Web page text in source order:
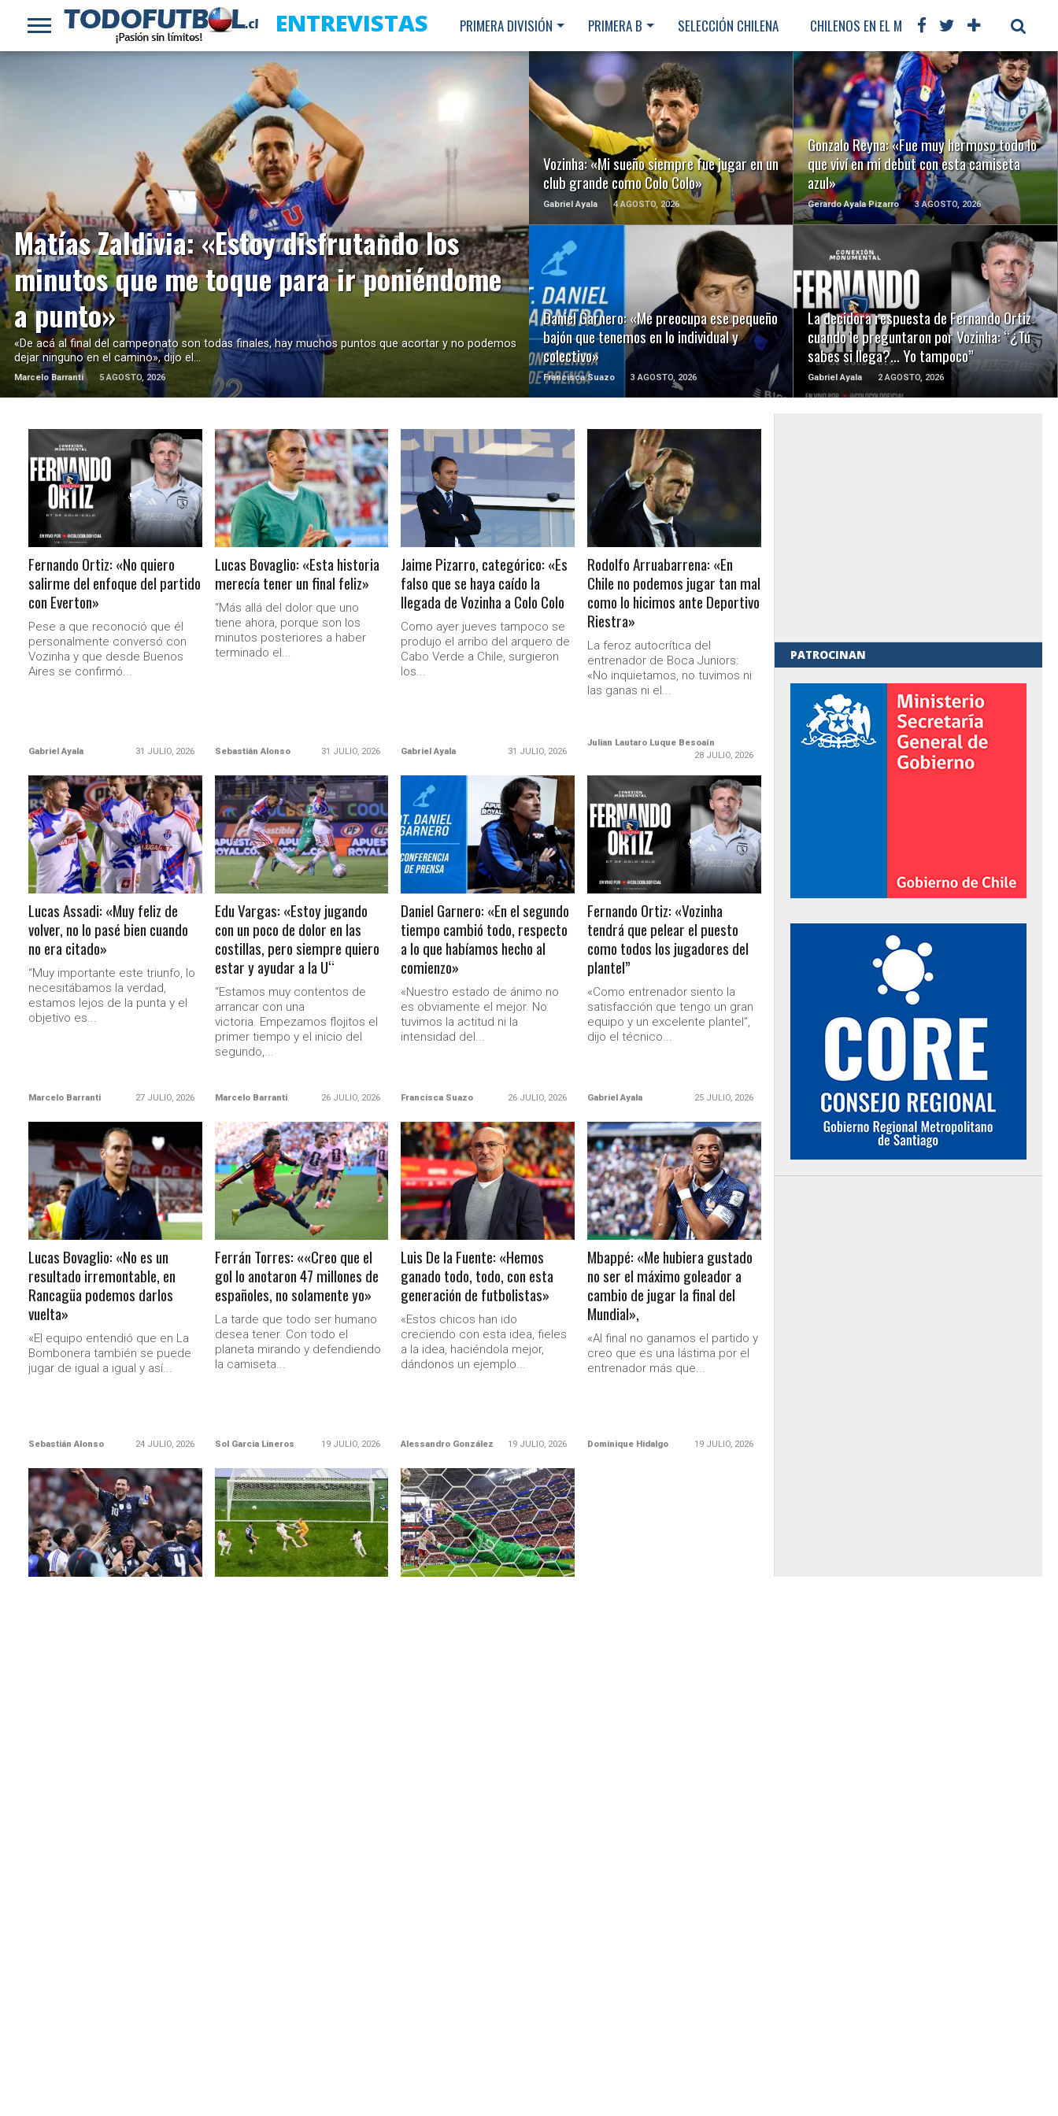
ENTREVISTAS PRIMERA DIVISIÓN PRIMERA B SELECCIÓN CHILENA CHILENOS EN EL MUNDO FÚTBOL
Matías Zaldivia: «Estoy disfrutando los
minutos que me toque para ir poniéndome
a punto»
«De acá al final del campeonato son todas finales, hay muchos puntos que acortar y no podemos
dejar ninguno en el camino», dijo el...
Marcelo Barranti 5 AGOSTO, 2026
LEER MÁS
Vozinha: «Mi sueño siempre fue jugar en un
club grande como Colo Colo»
Gabriel Ayala 4 AGOSTO, 2026
LEER MÁS
Gonzalo Reyna: «Fue muy hermoso todo lo
que viví en mi debut con esta camiseta
azul»
Gerardo Ayala Pizarro 3 AGOSTO, 2026
LEER MÁS
Daniel Garnero: «Me preocupa ese pequeño
bajón que tenemos en lo individual y
colectivo»
Francisca Suazo 3 AGOSTO, 2026
LEER MÁS
La decidora respuesta de Fernando Ortiz
cuando le preguntaron por Vozinha: “¿Tú
sabes si llega?… Yo tampoco”
Gabriel Ayala 2 AGOSTO, 2026
LEER MÁS
LEER MÁS
Fernando Ortiz: «No quiero
salirme del enfoque del partido
con Everton»
Pese a que reconoció que él
personalmente conversó con
Vozinha y que desde Buenos
Aires se confirmó...
Gabriel Ayala 31 JULIO, 2026
LEER MÁS
Lucas Bovaglio: «Esta historia
merecía tener un final feliz»
“Más allá del dolor que uno
tiene ahora, porque son los
minutos posteriores a haber
terminado el...
Sebastián Alonso 31 JULIO, 2026
LEER MÁS
Jaime Pizarro, categórico: «Es
falso que se haya caído la
llegada de Vozinha a Colo Colo
Como ayer jueves tampoco se
produjo el arribo del arquero de
Cabo Verde a Chile, surgieron
los...
Gabriel Ayala 31 JULIO, 2026
LEER MÁS
Rodolfo Arruabarrena: «En
Chile no podemos jugar tan mal
como lo hicimos ante Deportivo
Riestra»
La feroz autocrítica del
entrenador de Boca Juniors:
«No inquietamos, no tuvimos ni
las ganas ni el...
Julian Lautaro Luque Besoaín
28 JULIO, 2026
LEER MÁS
Lucas Assadi: «Muy feliz de
volver, no lo pasé bien cuando
no era citado»
“Muy importante este triunfo, lo
necesitábamos la verdad,
estamos lejos de la punta y el
objetivo es...
Marcelo Barranti 27 JULIO, 2026
LEER MÁS
Edu Vargas: «Estoy jugando
con un poco de dolor en las
costillas, pero siempre quiero
estar y ayudar a la U“
“Estamos muy contentos de
arrancar con una
victoria. Empezamos flojitos el
primer tiempo y el inicio del
segundo,...
Marcelo Barranti 26 JULIO, 2026
LEER MÁS
Daniel Garnero: «En el segundo
tiempo cambió todo, respecto
a lo que habíamos hecho al
comienzo»
«Nuestro estado de ánimo no
es obviamente el mejor. No
tuvimos la actitud ni la
intensidad del...
Francisca Suazo 26 JULIO, 2026
LEER MÁS
Fernando Ortiz: «Vozinha
tendrá que pelear el puesto
como todos los jugadores del
plantel”
«Como entrenador siento la
satisfacción que tengo un gran
equipo y un excelente plantel”,
dijo el técnico...
Gabriel Ayala 25 JULIO, 2026
LEER MÁS
Lucas Bovaglio: «No es un
resultado irremontable, en
Rancagüa podemos darlos
vuelta»
«El equipo entendió que en La
Bombonera también se puede
jugar de igual a igual y así...
Sebastián Alonso 24 JULIO, 2026
LEER MÁS
Ferrán Torres: ««Creo que el
gol lo anotaron 47 millones de
españoles, no solamente yo»
La tarde que todo ser humano
desea tener. Con todo el
planeta mirando y defendiendo
la camiseta...
Sol Garcia Lineros 19 JULIO, 2026
LEER MÁS
Luis De la Fuente: «Hemos
ganado todo, todo, con esta
generación de futbolistas»
«Estos chicos han ido
creciendo con esta idea, fieles
a la idea, haciéndola mejor,
dándonos un ejemplo...
Alessandro González 19 JULIO, 2026
LEER MÁS
Mbappé: «Me hubiera gustado
no ser el máximo goleador a
cambio de jugar la final del
Mundial»,
«Al final no ganamos el partido y
creo que es una lástima por el
entrenador más que...
Dominique Hidalgo 19 JULIO, 2026
LEER MÁS LEER MÁS LEER MÁS
PATROCINAN
Ministerio Secretaría General de Gobierno
Ministerio Secretaría General de Gobierno